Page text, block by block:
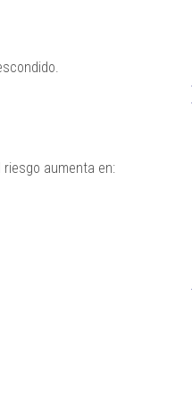
aumenta en: